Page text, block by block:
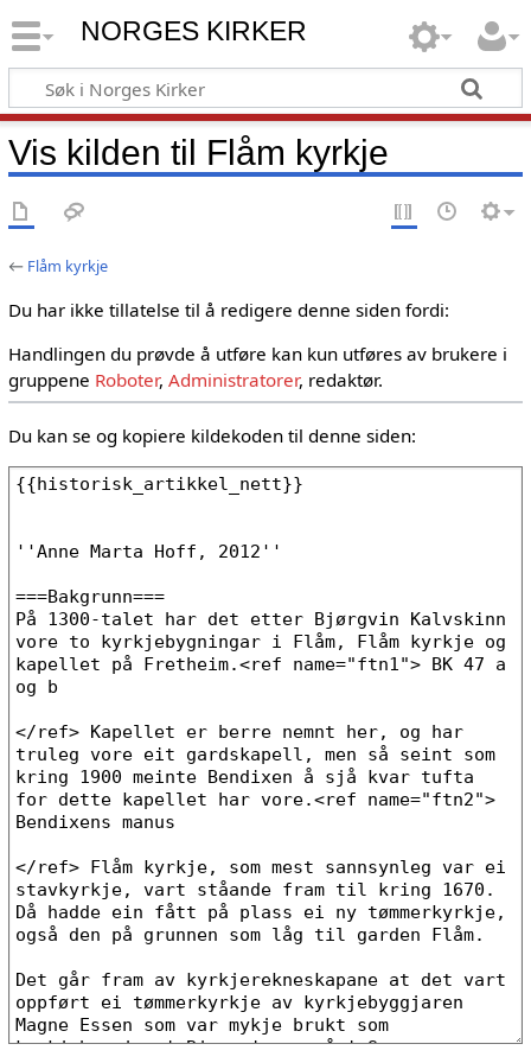
NORGES KIRKER
Vis kilden til Flåm kyrkje
← Flåm kyrkje
Du har ikke tillatelse til å redigere denne siden fordi:
Handlingen du prøvde å utføre kan kun utføres av brukere i
gruppene Roboter, Administratorer, redaktør.
Du kan se og kopiere kildekoden til denne siden: